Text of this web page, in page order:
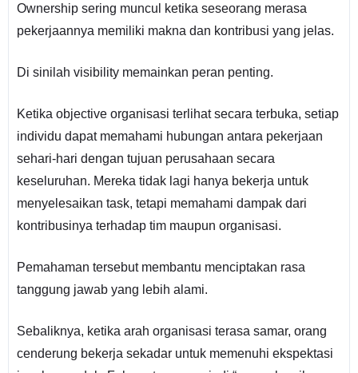
Ownership sering muncul ketika seseorang merasa
pekerjaannya memiliki makna dan kontribusi yang jelas.
Di sinilah visibility memainkan peran penting.
Ketika objective organisasi terlihat secara terbuka, setiap
individu dapat memahami hubungan antara pekerjaan
sehari-hari dengan tujuan perusahaan secara
keseluruhan. Mereka tidak lagi hanya bekerja untuk
menyelesaikan task, tetapi memahami dampak dari
kontribusinya terhadap tim maupun organisasi.
Pemahaman tersebut membantu menciptakan rasa
tanggung jawab yang lebih alami.
Sebaliknya, ketika arah organisasi terasa samar, orang
cenderung bekerja sekadar untuk memenuhi ekspektasi